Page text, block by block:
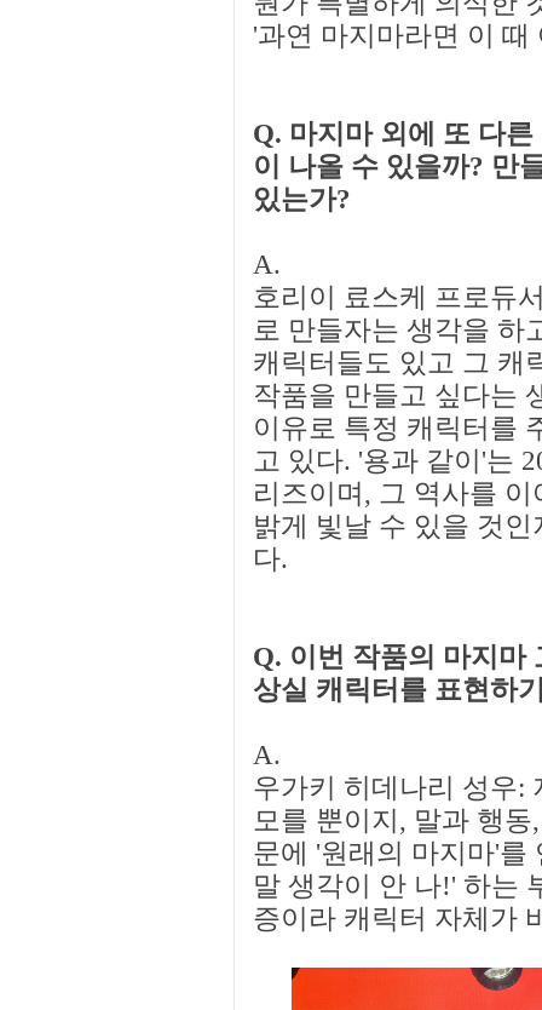
'과연 마지마라면 이 때
Q. 마지마 외에 또 다
이 나올 수 있을까? 만
있는가?
A.
호리이 료스케 프로듀
로 만들자는 생각을 하
캐릭터들도 있고 그 캐
작품을 만들고 싶다는
이유로 특정 캐릭터를
고 있다. '용과 같이'는
리즈이며, 그 역사를
밝게 빛날 수 있을 것
다.
Q. 이번 작품의 마지마
상실 캐릭터를 표현하
A.
우가키 히데나리 성우:
모를 뿐이지, 말과 행
문에 '원래의 마지마'를
말 생각이 안 나!' 하는
증이라 캐릭터 자체가